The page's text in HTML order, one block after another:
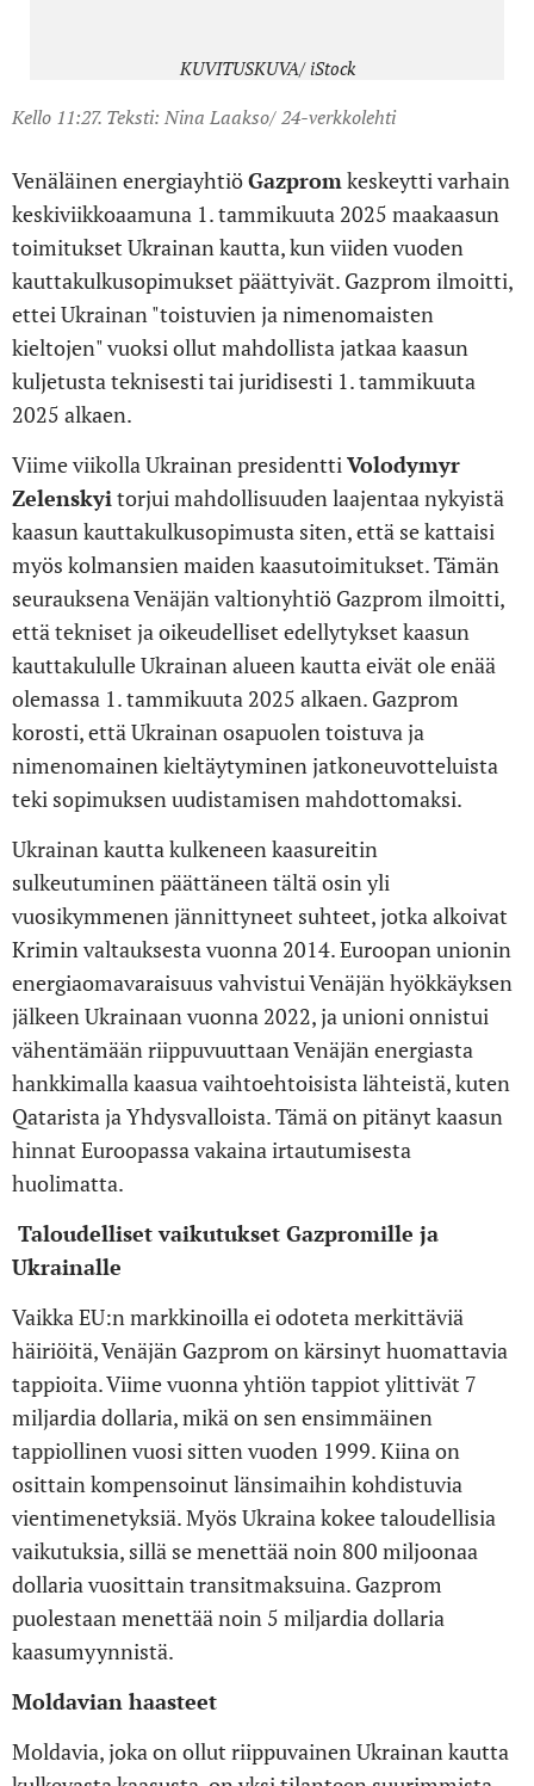
KUVITUSKUVA/ iStock
Kello 11:27. Teksti: Nina Laakso/ 24-verkkolehti
Venäläinen energiayhtiöGazprom keskeytti varhain
keskiviikkoaamuna 1. tammikuuta 2025 maakaasun
toimitukset Ukrainan kautta, kun viiden vuoden
kauttakulkusopimukset päättyivät. Gazprom ilmoitti,
ettei Ukrainan "toistuvien ja nimenomaisten
kieltojen" vuoksi ollut mahdollista jatkaa kaasun
kuljetusta teknisesti tai juridisesti 1. tammikuuta
2025 alkaen.
Viime viikolla Ukrainan presidentti Volodymyr
Zelenskyi torjui mahdollisuuden laajentaa nykyistä
kaasun kauttakulkusopimusta siten, että se kattaisi
myös kolmansien maiden kaasutoimitukset. Tämän
seurauksena Venäjän valtionyhtiö Gazprom ilmoitti,
että tekniset ja oikeudelliset edellytykset kaasun
kauttakululle Ukrainan alueen kautta eivät ole enää
olemassa 1. tammikuuta 2025 alkaen. Gazprom
korosti, että Ukrainan osapuolen toistuva ja
nimenomainen kieltäytyminen jatkoneuvotteluista
teki sopimuksen uudistamisen mahdottomaksi.
Ukrainan kautta kulkeneen kaasureitin
sulkeutuminen päättäneen tältä osin yli
vuosikymmenen jännittyneet suhteet, jotka alkoivat
Krimin valtauksesta vuonna 2014. Euroopan unionin
energiaomavaraisuus vahvistui Venäjän hyökkäyksen
jälkeen Ukrainaan vuonna 2022, ja unioni onnistui
vähentämään riippuvuuttaan Venäjän energiasta
hankkimalla kaasua vaihtoehtoisista lähteistä, kuten
Qatarista ja Yhdysvalloista. Tämä on pitänyt kaasun
hinnat Euroopassa vakaina irtautumisesta
huolimatta.
Taloudelliset vaikutukset Gazpromille ja
Ukrainalle
Vaikka EU:n markkinoilla ei odoteta merkittäviä
häiriöitä, Venäjän Gazprom on kärsinyt huomattavia
tappioita. Viime vuonna yhtiön tappiot ylittivät 7
miljardia dollaria, mikä on sen ensimmäinen
tappiollinen vuosi sitten vuoden 1999. Kiina on
osittain kompensoinut länsimaihin kohdistuvia
vientimenetyksiä. Myös Ukraina kokee taloudellisia
vaikutuksia, sillä se menettää noin 800 miljoonaa
dollaria vuosittain transitmaksuina. Gazprom
puolestaan menettää noin 5 miljardia dollaria
kaasumyynnistä.
Moldavian haasteet
Moldavia, joka on ollut riippuvainen Ukrainan kautta